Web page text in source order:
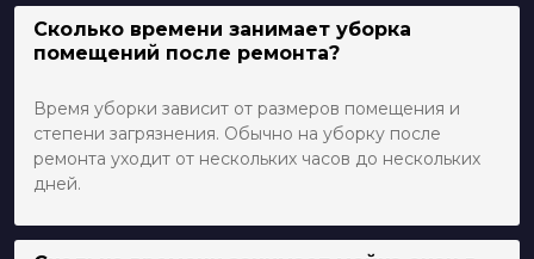
Сколько времени занимает уборка
помещений после ремонта?
Время уборки зависит от размеров помещения и
степени загрязнения. Обычно на уборку после
ремонта уходит от нескольких часов до нескольких
дней.